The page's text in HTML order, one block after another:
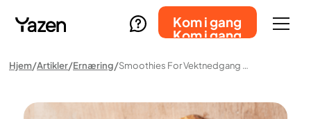
Kom i gang
Kom i gang
Hjem Artikler Ernæring Smoothies For Vektnedgang – Funker Det?